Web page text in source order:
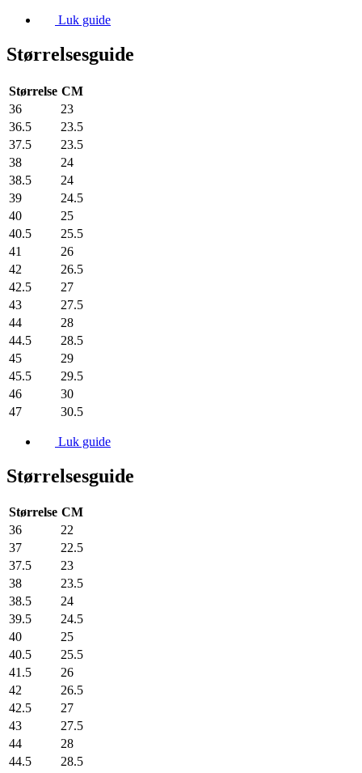
Luk guide
Størrelsesguide
Størrelse CM
36
23
36.5
23.5
37.5
23.5
38
24
38.5
24
39
24.5
40
25
40.5
25.5
41
26
42
26.5
42.5
27
43
27.5
44
28
44.5
28.5
45
29
45.5
29.5
46
30
47
30.5
Luk guide
Størrelsesguide
Størrelse CM
36
22
37
22.5
37.5
23
38
23.5
38.5
24
39.5
24.5
40
25
40.5
25.5
41.5
26
42
26.5
42.5
27
43
27.5
44
28
44.5
28.5